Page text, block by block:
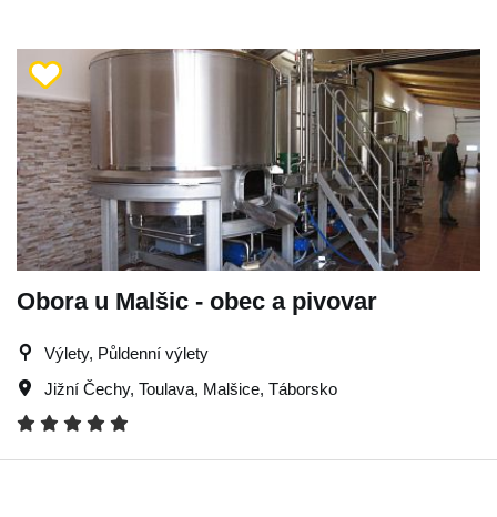
Obora u Malšic - obec a pivovar
Výlety, Půldenní výlety
Jižní Čechy, Toulava, Malšice, Táborsko